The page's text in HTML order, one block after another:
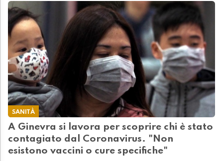
SANITÀ
A Ginevra si lavora per scoprire chi è stato
contagiato dal Coronavirus. "Non
esistono vaccini o cure specifiche"